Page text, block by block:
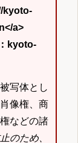
kyoto-
a>
kyoto-
写体とし
像権、商
などの諸
のため、